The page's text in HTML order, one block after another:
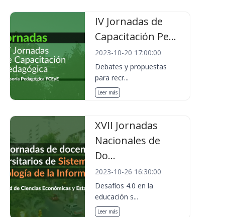
IV Jornadas de
Capacitación Pe...
2023-10-20 17:00:00
Debates y propuestas
para recr...
Leer más
XVII Jornadas
Nacionales de
Do...
2023-10-26 16:30:00
Desafíos 4.0 en la
educación s...
Leer más